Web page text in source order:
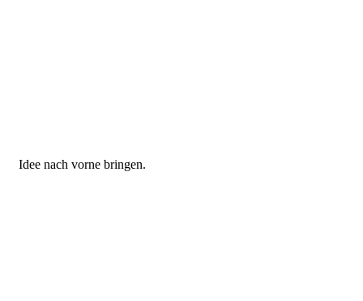
Idee nach vorne bringen.